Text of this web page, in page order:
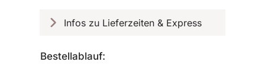
Infos zu Lieferzeiten & Express
Bestellablauf: